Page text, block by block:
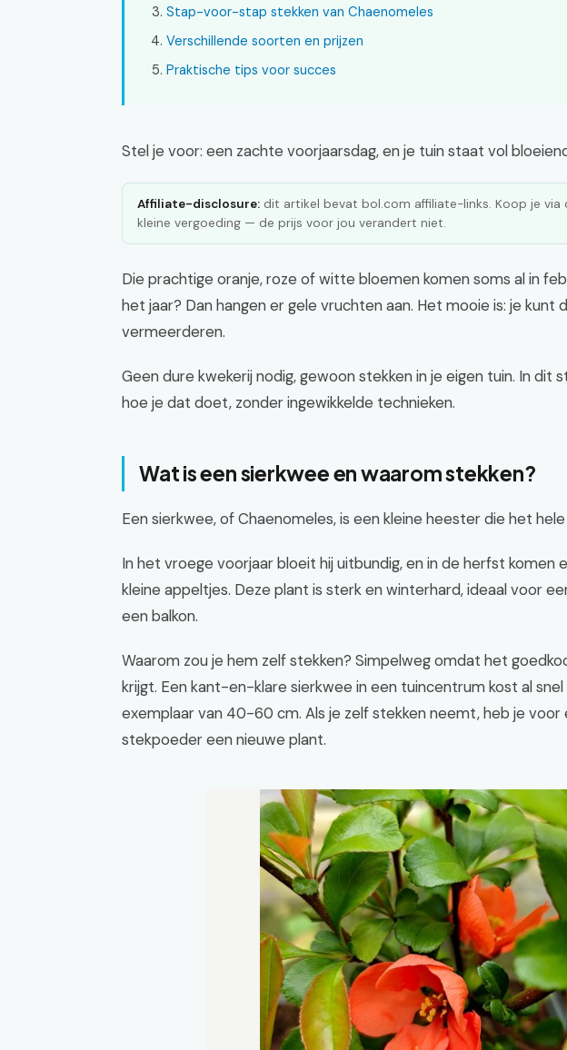
Stap-voor-stap stekken van Chaenomeles
Verschillende soorten en prijzen
Praktische tips voor succes
Stel je voor: een zachte voorjaarsdag, en je tuin staat vol
Affiliate-disclosure: dit artikel bevat bol.com affiliate-links. Koop je via
kleine vergoeding — de prijs voor jou verandert niet.
Die prachtige oranje, roze of witte bloemen komen soms al in
het jaar? Dan hangen er gele vruchten aan. Het mooie is: je kunt
vermeerderen.
Geen dure kwekerij nodig, gewoon stekken in je eigen tuin. In dit
hoe je dat doet, zonder ingewikkelde technieken.
Wat is een sierkwee en waarom stekken?
Een sierkwee, of Chaenomeles, is een kleine heester die het
In het vroege voorjaar bloeit hij uitbundig, en in de herfst komen
kleine appeltjes. Deze plant is sterk en winterhard, ideaal voor
een balkon.
Waarom zou je hem zelf stekken? Simpelweg omdat het
krijgt. Een kant-en-klare sierkwee in een tuincentrum kost al
exemplaar van 40-60 cm. Als je zelf stekken neemt, heb je
stekpoeder een nieuwe plant.